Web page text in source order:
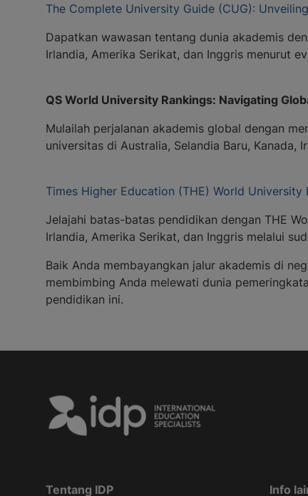
The Complete University Guide (CUG):
Dapatkan wawasan tentang dunia akademis
Irlandia, Amerika Serikat, dan Inggris menurut
QS World University Rankings: Navigating
Mulailah perjalanan akademis global dengan
universitas di Australia, Selandia Baru, Kanada,
Times Higher Education (THE) World University
Jelajahi batas-batas pendidikan dengan THE
Irlandia, Amerika Serikat, dan Inggris melalui
Baik Anda membayangkan jalur akademis di
membimbing Anda melewati dunia
pendidikan ini.
Tentang IDP Info